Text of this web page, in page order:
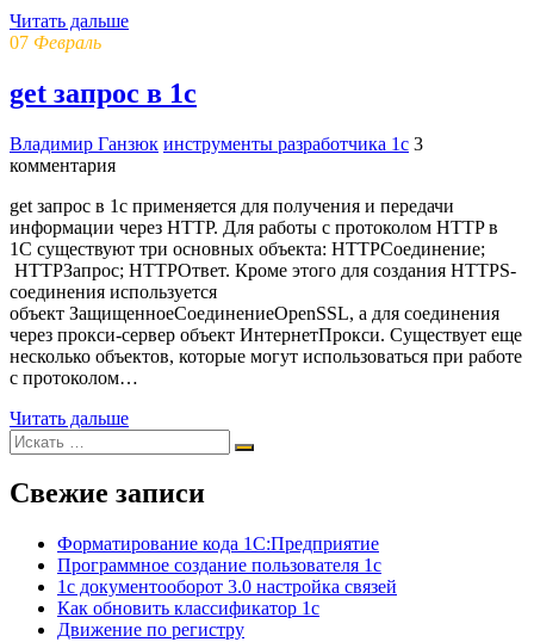
Читать дальше
07 Февраль
get запрос в 1с
Владимир Ганзюк инструменты разработчика 1с 3
комментария
get запрос в 1с применяется для получения и передачи
информации через HTTP. Для работы с протоколом HTTP в
1С существуют три основных объекта: HTTPСоединение;
HTTPЗапрос; HTTPОтвет. Кроме этого для создания HTTPS-
соединения используется
объект ЗащищенноеСоединениеOpenSSL, а для соединения
через прокси-сервер объект ИнтернетПрокси. Существует еще
несколько объектов, которые могут использоваться при работе
с протоколом…
Читать дальше
Свежие записи
Форматирование кода 1С:Предприятие
Программное создание пользователя 1с
1с документооборот 3.0 настройка связей
Как обновить классификатор 1с
Движение по регистру